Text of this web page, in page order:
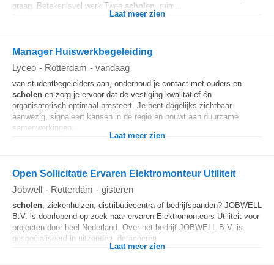
graag. Betekenisvol werk Twee scholen , ruim...
Laat meer zien
Manager Huiswerkbegeleiding
Lyceo - Rotterdam - vandaag
van studentbegeleiders aan, onderhoud je contact met ouders en
scholen en zorg je ervoor dat de vestiging kwalitatief én
organisatorisch optimaal presteert. Je bent dagelijks zichtbaar
aanwezig, signaleert kansen in de regio en bouwt aan duurzame
samenwerkingen...
Laat meer zien
Open Sollicitatie Ervaren Elektromonteur Utiliteit
Jobwell - Rotterdam - gisteren
scholen, ziekenhuizen, distributiecentra of bedrijfspanden? JOBWELL
B.V. is doorlopend op zoek naar ervaren Elektromonteurs Utiliteit voor
projecten door heel Nederland. Over het bedrijf JOBWELL B.V. is
gespecialiseerd in uitzenden, detacheren...
Laat meer zien